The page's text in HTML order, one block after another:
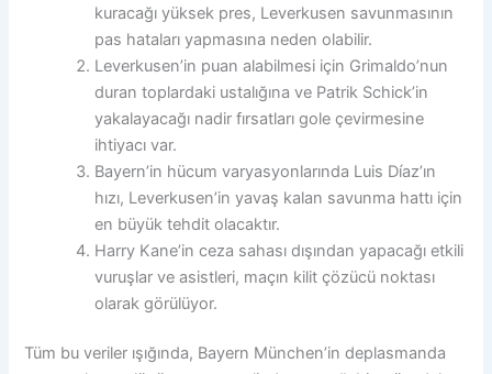
kuracağı yüksek pres, Leverkusen savunmasının
pas hataları yapmasına neden olabilir.
Leverkusen’in puan alabilmesi için Grimaldo’nun
duran toplardaki ustalığına ve Patrik Schick’in
yakalayacağı nadir fırsatları gole çevirmesine
ihtiyacı var.
Bayern’in hücum varyasyonlarında Luis Díaz’ın
hızı, Leverkusen’in yavaş kalan savunma hattı için
en büyük tehdit olacaktır.
Harry Kane’in ceza sahası dışından yapacağı etkili
vuruşlar ve asistleri, maçın kilit çözücü noktası
olarak görülüyor.
Tüm bu veriler ışığında, Bayern München’in deplasmanda